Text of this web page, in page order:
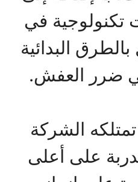
تكنولوجية في
بالطرق البدائية
ضرر العفش.
الشركة
على أعلى